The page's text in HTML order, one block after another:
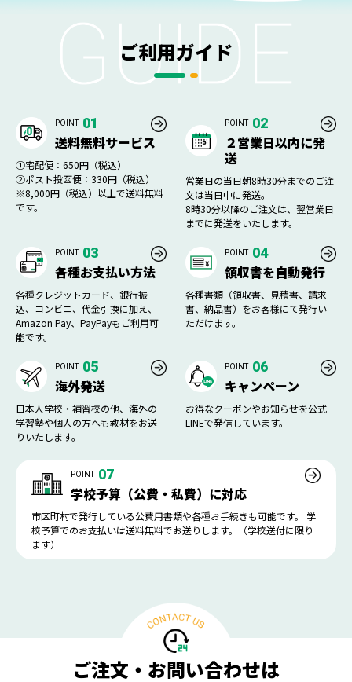
ご利用ガイド
POINT 01
送料無料サービス
①宅配便：650円（税込）
②ポスト投函便：330円（税込）
※8,000円（税込）以上で送料無料
です。
POINT 02
２営業日以内に発
送
営業日の当日朝8時30分までのご注
文は当日中に発送。
8時30分以降のご注文は、翌営業日
までに発送をいたします。
POINT 03
各種お支払い方法
各種クレジットカード、銀行振
込、コンビニ、代金引換に加え、
Amazon Pay、PayPayもご利用可
能です。
POINT 04
領収書を自動発行
各種書類（領収書、見積書、請求
書、納品書）をお客様にて発行い
ただけます。
POINT 05
海外発送
日本人学校・補習校の他、海外の
学習塾や個人の方へも教材をお送
りいたします。
POINT 06
キャンペーン
お得なクーポンやお知らせを公式
LINEで発信しています。
POINT 07
学校予算（公費・私費）に対応
市区町村で発行している公費用書類や各種お手続きも可能です。 学
校予算でのお支払いは送料無料でお送りします。（学校送付に限り
ます）
ご注文・お問い合わせは